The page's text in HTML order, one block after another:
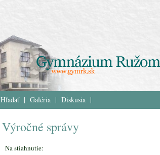
Hľadať | Galéria | Diskusia |
Výročné správy
Na stiahnutie: